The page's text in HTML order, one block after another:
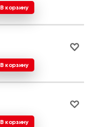
В корзину
В корзину
В корзину